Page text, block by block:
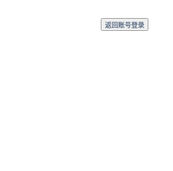
返回账号登录